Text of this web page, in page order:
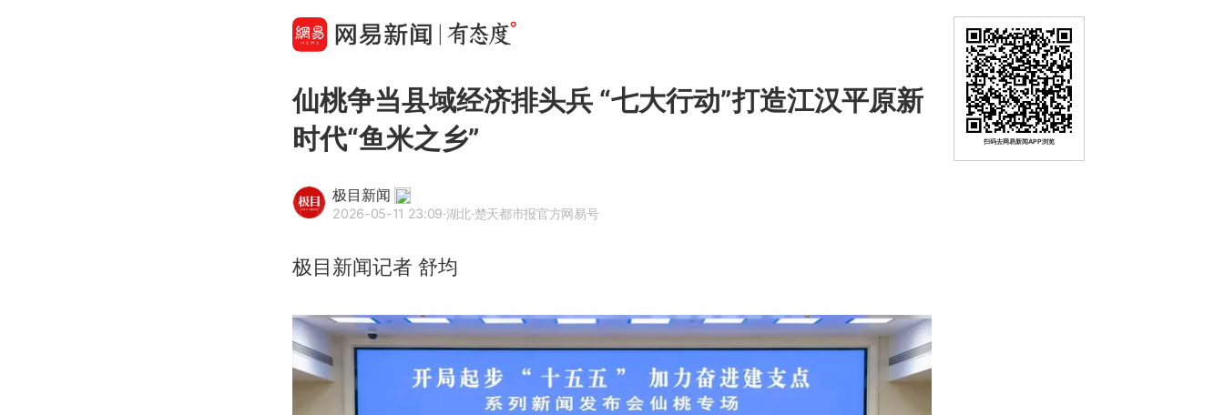
仙桃争当县域经济排头兵 “七大行动”打造江汉平原新
时代“鱼米之乡”
极目新闻
2026-05-11 23:09·湖北·楚天都市报官方网易号
极目新闻记者 舒均
扫码去网易新闻APP浏览